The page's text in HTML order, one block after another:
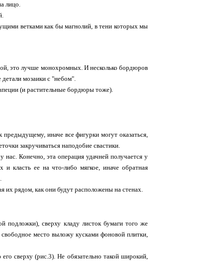
лицо.
ветками как бы магнолий, в тени которых мы
это лучше монохромных. И несколько бордюров
мозаики с "небом".
(и растительные бордюры тоже).
иначе все фигурки могут оказаться,
закручиваться наподобие свастики.
Конечно, эта операция удачней получается у
класть ее на что-либо мягкое, иначе обратная
их рядом, как они будут расположены на стенах.
подложки), сверху кладу листок бумаги того же
место выложу кусками фоновой плитки,
сверху (рис.3). Не обязательно такой широкий,